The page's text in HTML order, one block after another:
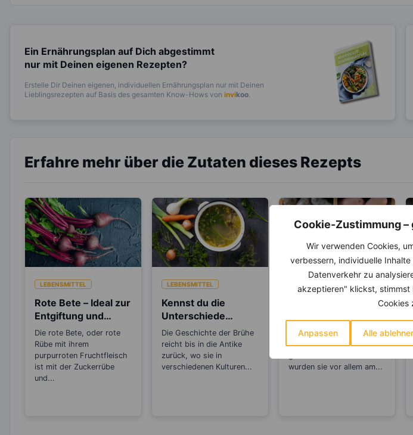
Cookie-Zustimmung –
Wir verwenden Cookies,
verbessern, individuelle
Datenverkehr zu
akzeptieren" klickst, stimmst
Cookies
Anpassen Alle
Ein Ernährungsplan auf Dich abgestimmt
nur mit Deinen eigenen Rezepten?
Erstelle Dir Deinen eigenen, individuellen Ernährungsplan nur mit Deinen
Lieblingsrezepten auf Basis des gesamten Know-Hows von invikoo.
Erfahre mehr über die Zutaten dieses Rezepts
LEBENSMITTEL
Rote Bete – Ideal zur
Entgiftung und
inneren Reinigung
Die rote Bete, oder rote
Rübe mit ihrem
purpurroten Fruchtfleisch
ist mit der Zuckerrübe
und...
LEBENSMITTEL
Kennst du die
Unterschiede
zwischen Brühe,
Fond und Bouillon?
Die Geschichte der Brühe
reicht bis in die Antike
zurück, wo sie in
verschiedenen Kulturen...
LEBENSMITTEL
oder machen sie
dick?
Kartoffeln gelten als das
beliebteste Gemüse in
wurden sie vor allem am...